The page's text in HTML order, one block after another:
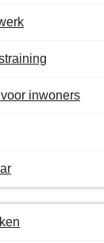
inwoners